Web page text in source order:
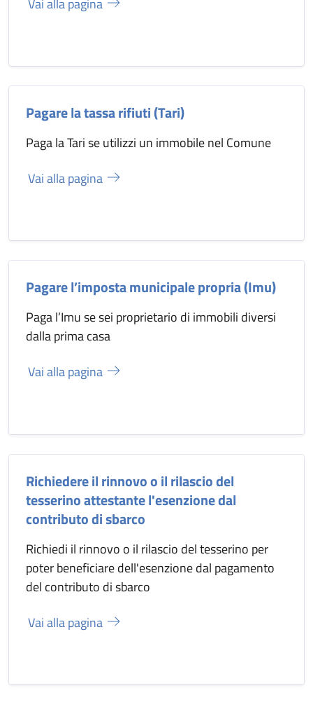
Vai alla pagina
Pagare la tassa rifiuti (Tari)
Paga la Tari se utilizzi un immobile nel Comune
Vai alla pagina
Pagare l’imposta municipale propria (Imu)
Paga l’Imu se sei proprietario di immobili diversi
dalla prima casa
Vai alla pagina
Richiedere il rinnovo o il rilascio del
tesserino attestante l'esenzione dal
contributo di sbarco
Richiedi il rinnovo o il rilascio del tesserino per
poter beneficiare dell'esenzione dal pagamento
del contributo di sbarco
Vai alla pagina